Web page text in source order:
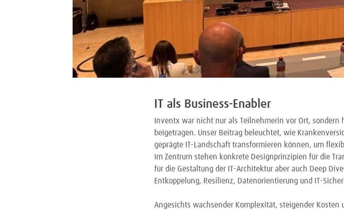
IT als Business-Enabler
Inventx war nicht nur als Teilnehmerin vor Ort,
beigetragen. Unser Beitrag beleuchtet, wie
geprägte IT-Landschaft transformieren können, um
Im Zentrum stehen konkrete Designprinzipien für die
für die Gestaltung der IT-Architektur aber auch Deep
Entkoppelung, Resilienz, Datenorientierung und IT-
Angesichts wachsender Komplexität, steigender